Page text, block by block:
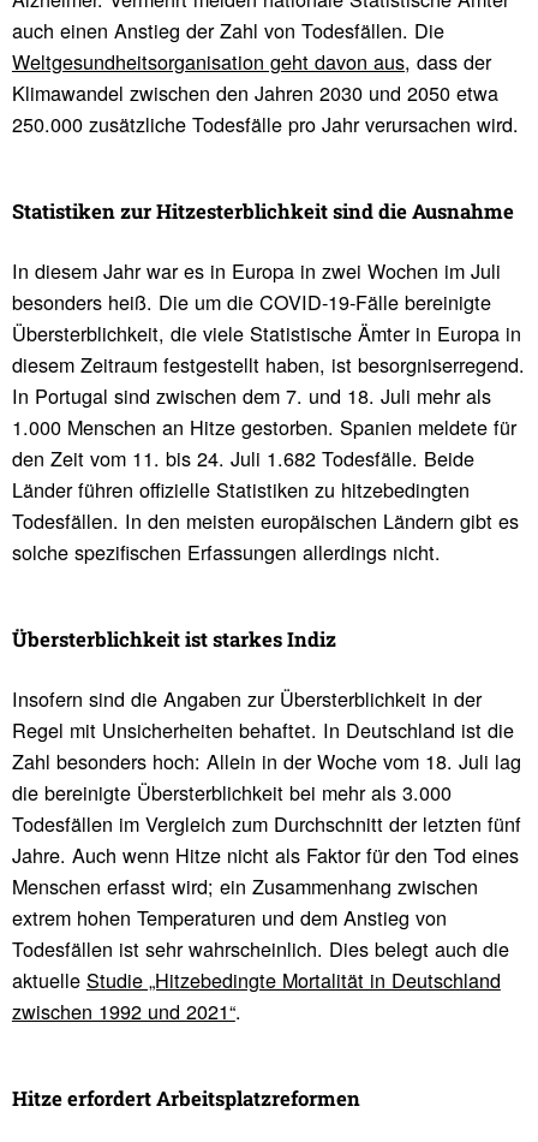
auch einen Anstieg der Zahl von Todesfällen. Die
Weltgesundheitsorganisation geht davon aus, dass der
Klimawandel zwischen den Jahren 2030 und 2050 etwa
250.000 zusätzliche Todesfälle pro Jahr verursachen wird.
Statis­tiken zur Hitzesterb­lich­keit sind die Ausnahme
In diesem Jahr war es in Europa in zwei Wochen im Juli
besonders heiß. Die um die COVID-19-Fälle bereinigte
Übersterblichkeit, die viele Statistische Ämter in Europa in
diesem Zeitraum festgestellt haben, ist besorgniserregend.
In Portugal sind zwischen dem 7. und 18. Juli mehr als
1.000 Menschen an Hitze gestorben. Spanien meldete für
den Zeit vom 11. bis 24. Juli 1.682 Todesfälle. Beide
Länder führen offizielle Statistiken zu hitzebedingten
Todesfällen. In den meisten europäischen Ländern gibt es
solche spezifischen Erfassungen allerdings nicht.
Übersterb­lich­keit ist starkes Indiz
Insofern sind die Angaben zur Übersterblichkeit in der
Regel mit Unsicherheiten behaftet. In Deutschland ist die
Zahl besonders hoch: Allein in der Woche vom 18. Juli lag
die bereinigte Übersterblichkeit bei mehr als 3.000
Todesfällen im Vergleich zum Durchschnitt der letzten fünf
Jahre. Auch wenn Hitze nicht als Faktor für den Tod eines
Menschen erfasst wird; ein Zusammenhang zwischen
extrem hohen Temperaturen und dem Anstieg von
Todesfällen ist sehr wahrscheinlich. Dies belegt auch die
aktuelle Studie „Hitzebedingte Mortalität in Deutschland
zwischen 1992 und 2021“.
Hitze erfor­dert Arbeits­platz­re­formen